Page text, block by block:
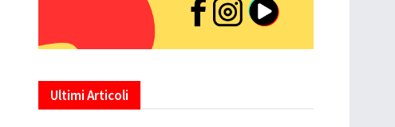
Ultimi Articoli